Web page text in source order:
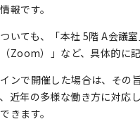
報です。
いても、「本社 5階 A会議
Zoom）」など、具体的に記
ンで開催した場合は、その
近年の多様な働き方に対応
きます。